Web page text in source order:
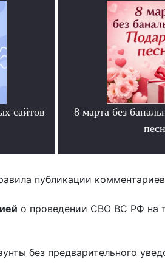
сайтов
8 марта без
публикации
о проведении СВО ВС РФ на
без предварительного